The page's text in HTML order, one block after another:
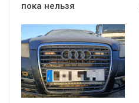
пока нельзя